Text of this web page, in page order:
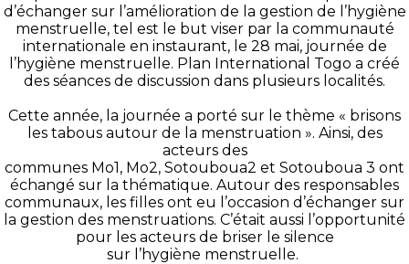
d’échanger sur l’amélioration de la gestion de l’hygiène
menstruelle, tel est le but viser par la communauté
internationale en instaurant, le 28 mai, journée de
l’hygiène menstruelle. Plan International Togo a créé
des séances de discussion dans plusieurs localités.
Cette année, la journée a porté sur le thème « brisons
les tabous autour de la menstruation ». Ainsi, des
acteurs des
communes Mo1, Mo2, Sotouboua2 et Sotouboua 3 ont
échangé sur la thématique. Autour des responsables
communaux, les filles ont eu l’occasion d’échanger sur
la gestion des menstruations. C’était aussi l’opportunité
pour les acteurs de briser le silence
sur l’hygiène menstruelle.